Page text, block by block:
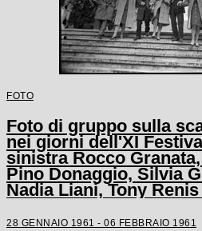
FOTO
Foto di gruppo sulla
nei giorni dell'XI
sinistra Rocco
Pino Donaggio, Silvia
Nadia Liani, Tony
28 GENNAIO 1961 - 06 FEBBRAIO 1961